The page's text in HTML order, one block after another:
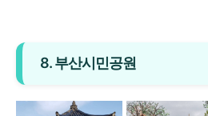
8. 부산시민공원